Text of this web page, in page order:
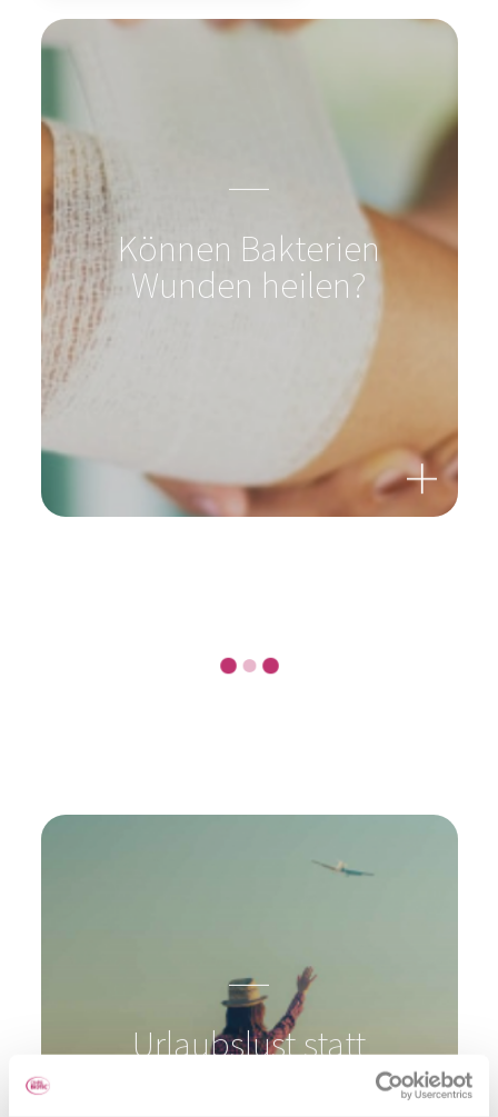
Können Bakterien
Wunden heilen?
OMNi-BiOTiC® PANDA
Ein guter Start für Mutter und Kind